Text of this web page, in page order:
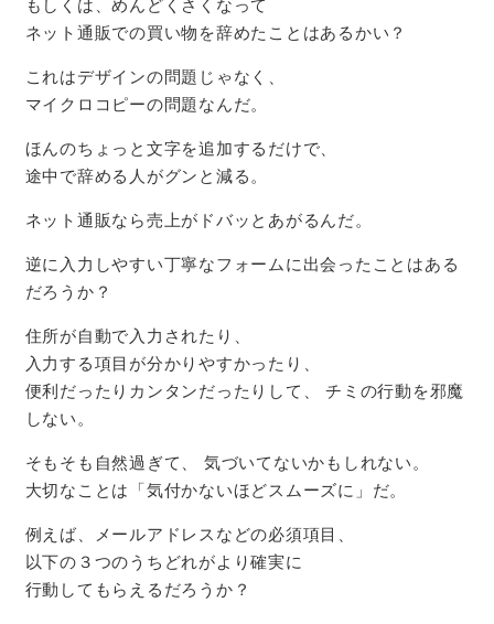
もしくは、めんどくさくなって
ネット通販での買い物を辞めたことはあるかい？
これはデザインの問題じゃなく、
マイクロコピーの問題なんだ。
ほんのちょっと文字を追加するだけで、
途中で辞める人がグンと減る。
ネット通販なら売上がドバッとあがるんだ。
逆に入力しやすい丁寧なフォームに出会った ことはある
だろうか？
住所が自動で入力されたり、
入力する項目が分かりやすかったり、
便利だったりカンタンだったりして、 チミの行動を邪魔
しない。
そもそも自然過ぎて、
気づいてないかもしれない。
大切なことは「気付かないほどスムーズに」だ。
例えば、メールアドレスなどの必須項目、
以下の３つのうちどれがより確実に
行動してもらえるだろうか？